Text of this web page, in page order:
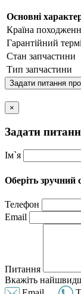
Основні
Країна
Гарантійний
Стан запчастини
Тип запчастини
Задати питання
×
Задати
Ім`я
Оберіть зручний
Телефон
Email
Питання
Вкажіть